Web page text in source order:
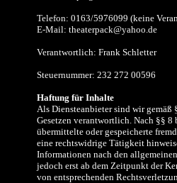
Telefon: 0163/5976099 (keine
E-Mail: theaterpack@yahoo.de
Verantwortlich: Frank Schletter
Steuernummer: 232 272 00596
Haftung für Inhalte
Als Diensteanbieter sind wir gemäß
Gesetzen verantwortlich. Nach §§
übermittelte oder gespeicherte
eine rechtswidrige Tätigkeit
Informationen nach den
jedoch erst ab dem Zeitpunkt der
von entsprechenden